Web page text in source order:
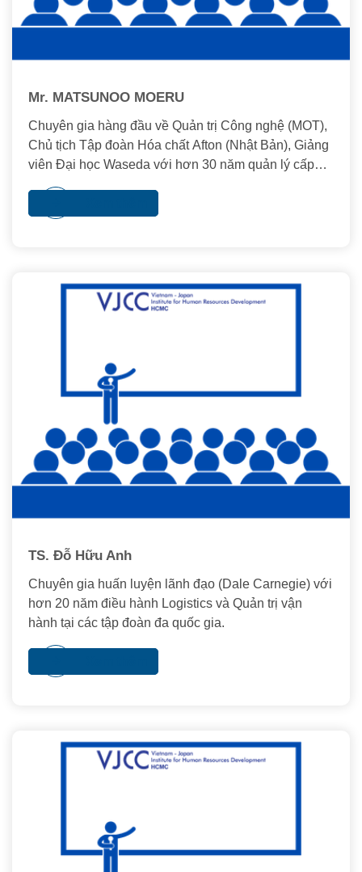
Mr. MATSUNOO MOERU
Chuyên gia hàng đầu về Quản trị Công nghệ (MOT),
Chủ tịch Tập đoàn Hóa chất Afton (Nhật Bản), Giảng
viên Đại học Waseda với hơn 30 năm quản lý cấp
cao tại Tập đoàn Sony
TS. Đỗ Hữu Anh
Chuyên gia huấn luyện lãnh đạo (Dale Carnegie) với
hơn 20 năm điều hành Logistics và Quản trị vận
hành tại các tập đoàn đa quốc gia.